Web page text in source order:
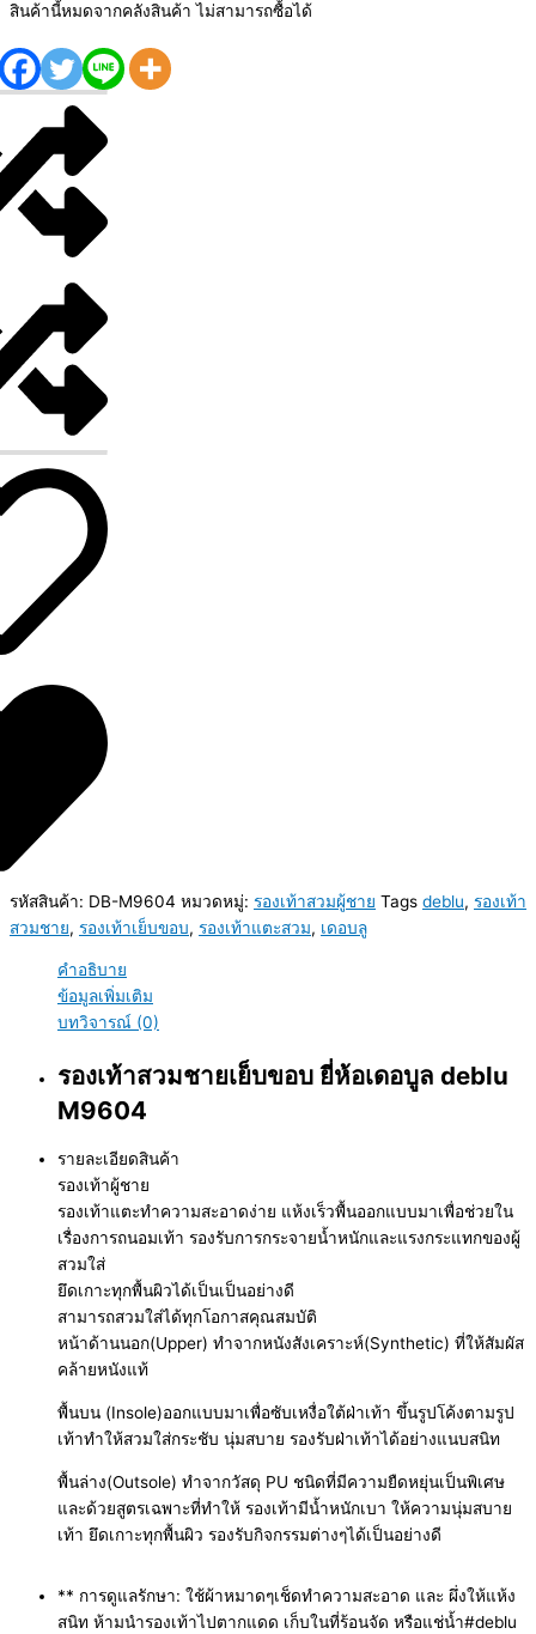
สินค้านี้หมดจากคลังสินค้า ไม่สามารถซื้อได้
รหัสสินค้า: DB-M9604 หมวดหมู่: รองเท้าสวมผู้ชาย Tags deblu, รองเท้า
สวมชาย, รองเท้าเย็บขอบ, รองเท้าแตะสวม, เดอบลู
คำอธิบาย
ข้อมูลเพิ่มเติม
บทวิจารณ์ (0)
รองเท้าสวมชายเย็บขอบ ยี่ห้อเดอบูล deblu
M9604
รายละเอียดสินค้า
รองเท้าผู้ชาย
รองเท้าแตะทำความสะอาดง่าย แห้งเร็วพื้นออกแบบมาเพื่อช่วยใน
เรื่องการถนอมเท้า รองรับการกระจายน้ำหนักและแรงกระแทกของผู้
สวมใส่
ยึดเกาะทุกพื้นผิวได้เป็นเป็นอย่างดี
สามารถสวมใส่ได้ทุกโอกาสคุณสมบัติ
หน้าด้านนอก(Upper) ทำจากหนังสังเคราะห์(Synthetic) ที่ให้สัมผัส
คล้ายหนังแท้
พื้นบน (Insole)ออกแบบมาเพื่อซับเหงื่อใต้ฝ่าเท้า ขึ้นรูปโค้งตามรูป
เท้าทำให้สวมใส่กระชับ นุ่มสบาย รองรับฝ่าเท้าได้อย่างแนบสนิท
พื้นล่าง(Outsole) ทำจากวัสดุ PU ชนิดที่มีความยืดหยุ่นเป็นพิเศษ
และด้วยสูตรเฉพาะที่ทำให้ รองเท้ามีน้ำหนักเบา ให้ความนุ่มสบาย
เท้า ยึดเกาะทุกพื้นผิว รองรับกิจกรรมต่างๆได้เป็นอย่างดี
** การดูแลรักษา: ใช้ผ้าหมาดๆเช็ดทำความสะอาด และ ผึ่งให้แห้ง
สนิท ห้ามนำรองเท้าไปตากแดด เก็บในที่ร้อนจัด หรือแช่น้ำ#deblu